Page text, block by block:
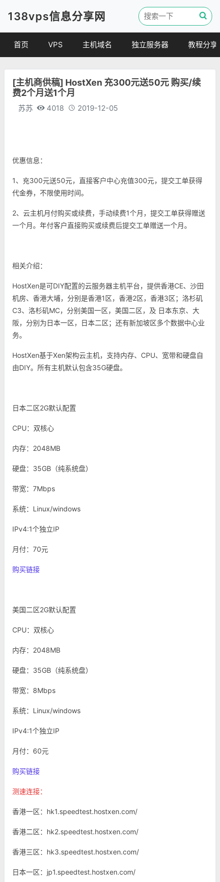
138vps信息分享网
首页 VPS
便宜VPS
VPS评测
主机域名
虚拟主机
独立服务器 教程分享
建站教程
[主机商供稿] HostXen 充300元送50元 购买/续
费2个月送1个月
苏苏 4018 2019-12-05
优惠信息：
1、充300元送50元，直接客户中心充值300元，提交工单获得
代金券，不限使用时间。
2、云主机月付购买或续费，手动续费1个月，提交工单获得赠送
一个月。年付客户直接购买或续费后提交工单赠送一个月。
相关介绍：
HostXen是可DIY配置的云服务器主机平台，提供香港CE、沙田
机房、香港大埔，分别是香港1区，香港2区，香港3区；洛杉矶
C3、洛杉矶MC，分别美国一区，美国二区，及 日本东京、大
阪，分别为日本一区，日本二区；还有新加坡区多个数据中心业
务。
HostXen基于Xen架构云主机，支持内存、CPU、宽带和硬盘自
由DIY。所有主机默认包含35G硬盘。
日本二区2G默认配置
CPU：双核心
内存：2048MB
硬盘：35GB（纯系统盘）
带宽：7Mbps
系统：Linux/windows
IPv4:1个独立IP
月付：70元
购买链接
美国二区2G默认配置
CPU：双核心
内存：2048MB
硬盘：35GB（纯系统盘）
带宽：8Mbps
系统：Linux/windows
IPv4:1个独立IP
月付：60元
购买链接
测速连接：
香港一区：hk1.speedtest.hostxen.com/
香港二区：hk2.speedtest.hostxen.com/
香港三区：hk3.speedtest.hostxen.com/
日本一区：jp1.speedtest.hostxen.com/